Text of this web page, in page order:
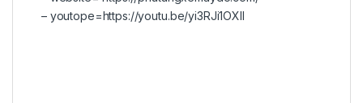
– youtope=https://youtu.be/yi3RJi1OXII